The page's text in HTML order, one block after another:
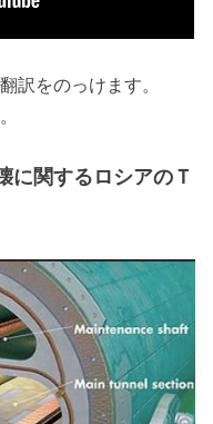
訳をのっけます。
に関するロシアのＴ